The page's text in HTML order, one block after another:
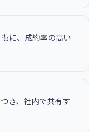
に、成約率の高い
き、社内で共有す